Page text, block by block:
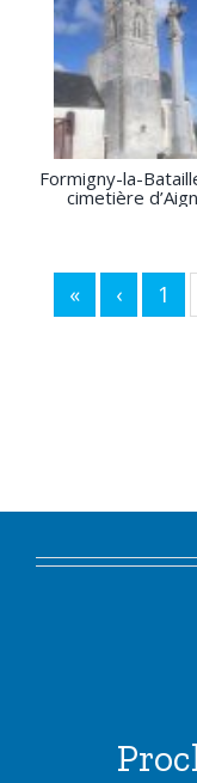
Formigny-la-
cimetière
« ‹ 1